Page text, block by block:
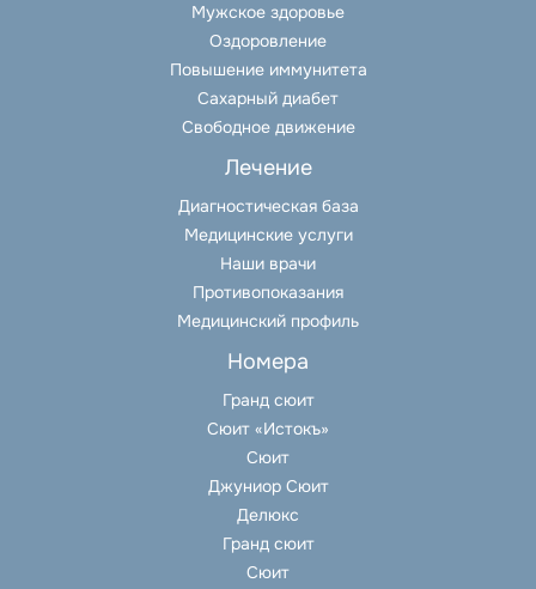
Мужское здоровье
Оздоровление
Повышение иммунитета
Сахарный диабет
Свободное движение
Лечение
Диагностическая база
Медицинские услуги
Наши врачи
Противопоказания
Медицинский профиль
Номера
Гранд сюит
Сюит «Истокъ»
Сюит
Джуниор Сюит
Делюкс
Гранд сюит
Сюит